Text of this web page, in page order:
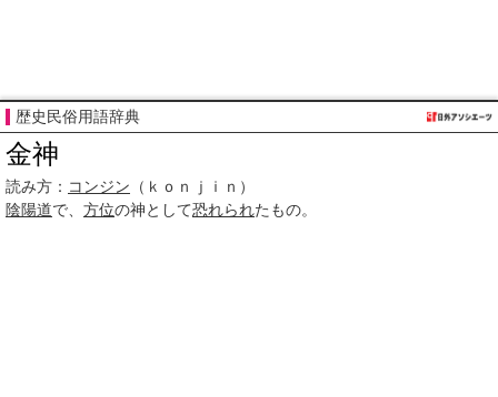
歴史民俗用語辞典
金神
読み方： コンジン （ｋｏｎｊｉｎ）
陰陽道で、 方位の神として恐れられたもの。